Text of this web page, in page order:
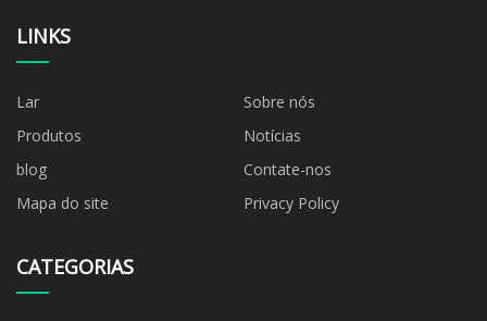
LINKS
Lar
Sobre nós
Produtos
Notícias
blog
Contate-nos
Mapa do site
Privacy Policy
CATEGORIAS